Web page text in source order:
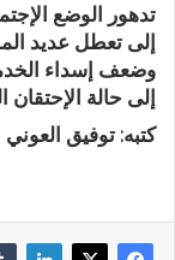
تدهور الوضع
إلى تعطل عديد
وضعف إسداء
إلى حالة
كتبه: توفيق العوني